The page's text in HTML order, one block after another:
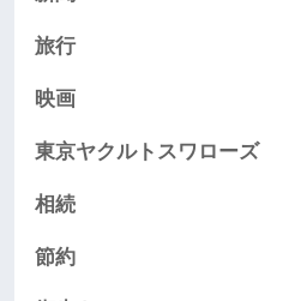
旅行
映画
東京ヤクルトスワローズ
相続
節約